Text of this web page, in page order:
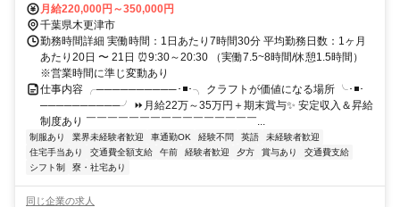
「木更津駅」バス約30分
月給220,000円～350,000円
千葉県木更津市
勤務時間詳細 実働時間：1日あたり7時間30分 平均勤務日数：1ヶ月
あたり20日 〜 21日 ⏰9:30～20:30 （実働7.5~8時間/休憩1.5時間）
※営業時間に準じ変動あり
仕事内容 ╭──────────･◾️･╮ クラフトが価値になる場所 ╰･◾️･
──────────╯ ⏩月給22万～35万円＋期末賞与✨ 安定収入＆昇給
制度あり ￣￣￣￣￣￣￣￣￣￣￣￣￣￣￣￣...
制服あり 業界未経験者歓迎 車通勤OK 経験不問 英語
未経験者歓迎
住宅手当あり
交通費全額支給 午前 経験者歓迎 夕方 賞与あり
交通費支給
シフト制
寮・社宅あり
同じ企業の求人